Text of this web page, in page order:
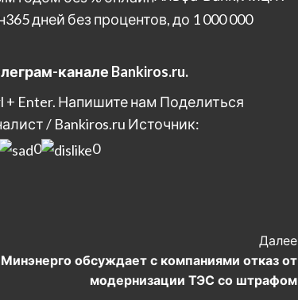
365 дней без процентов, до 1 000 000
канале Bankiros.ru.
Enter. Напишите нам Поделиться
/ Bankiros.ru Источник:
0
0
Далее
Минэнерго обсуждает с компаниями отказ от
модернизации ТЭС со штрафом